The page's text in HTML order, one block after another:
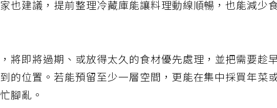
也建議，提前整理冷藏庫能讓料理動線順暢，也能減少食
將即將過期、或放得太久的食材優先處理，並把需要趁
的位置。若能預留至少一層空間，更能在集中採買年菜
腳亂。